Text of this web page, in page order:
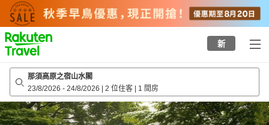
to
top
page
新
那須高原之宿山水閣
23/8/2026 - 24/8/2026 | 2 位住客 | 1 間房